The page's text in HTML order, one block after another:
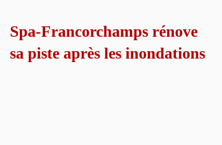
Spa-Francorchamps rénove
sa piste après les inondations